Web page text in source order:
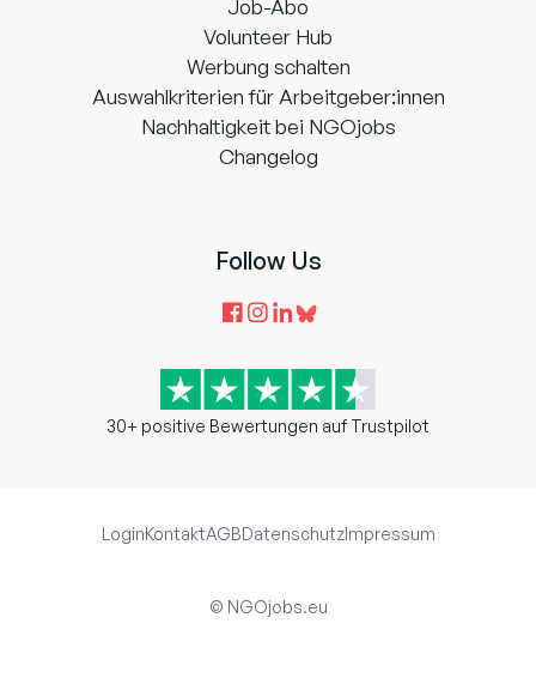
Job-Abo
Volunteer Hub
Werbung schalten
Auswahlkriterien für Arbeitgeber:innen
Nachhaltigkeit bei NGOjobs
Changelog
Follow Us
30+ positive Bewertungen auf Trustpilot
LoginKontaktAGBDatenschutzImpressum
© NGOjobs.eu